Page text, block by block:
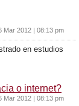
Mar 2012 | 08:13 pm
en estudios
o internet?
Mar 2012 | 08:13 pm